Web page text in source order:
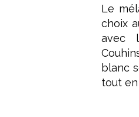
Le
choix
avec
blanc
tout